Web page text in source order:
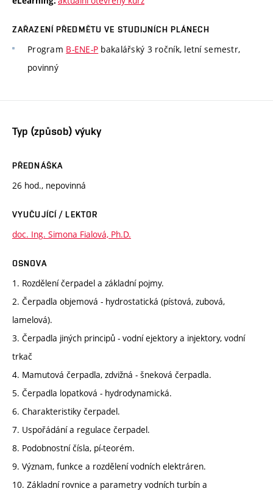
ZAŘAZENÍ PŘEDMĚTU VE STUDIJNÍCH PLÁNECH
Program B-ENE-P bakalářský 3 ročník, letní semestr,
povinný
Typ (způsob) výuky
PŘEDNÁŠKA
26 hod., nepovinná
VYUČUJÍCÍ / LEKTOR
doc. Ing. Simona Fialová, Ph.D.
OSNOVA
1. Rozdělení čerpadel a základní pojmy.
2. Čerpadla objemová - hydrostatická (pístová, zubová,
lamelová).
3. Čerpadla jiných principů - vodní ejektory a injektory, vodní
trkač
4. Mamutová čerpadla, zdvižná - šneková čerpadla.
5. Čerpadla lopatková - hydrodynamická.
6. Charakteristiky čerpadel.
7. Uspořádání a regulace čerpadel.
8. Podobnostní čísla, pí-teorém.
9. Význam, funkce a rozdělení vodních elektráren.
10. Základní rovnice a parametry vodních turbín a